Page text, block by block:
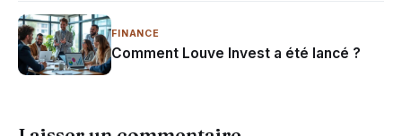
FINANCE
Comment Louve Invest a été lancé ?